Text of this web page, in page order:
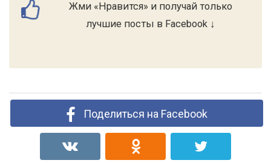
Жми «Нравится» и получай только
лучшие посты в Facebook ↓
Поделиться на Facebook